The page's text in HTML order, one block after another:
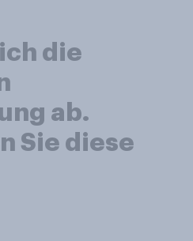
die
ab.
Sie diese